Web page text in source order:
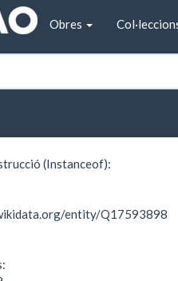
Obres
Cusí
(Instanceof):
entity/Q17593898